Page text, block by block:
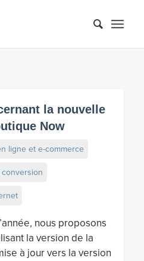
la nouvelle
Now
ligne et e-commerce
nous proposons
la version de la
à jour vers la version